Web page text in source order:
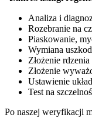
Analiza i
Rozebranie na
Piaskowanie,
Wymiana
Złożenie
Złożenie
Ustawienie
Test na
Po naszej weryfikacji